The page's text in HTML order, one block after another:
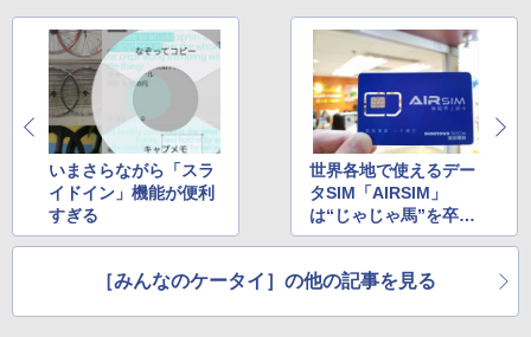
いまさらながら「スラ
イドイン」機能が便利
すぎる
世界各地で使えるデー
タSIM「AIRSIM」
は“じゃじゃ馬”を卒
業？
［みんなのケータイ］の他の記事を見る